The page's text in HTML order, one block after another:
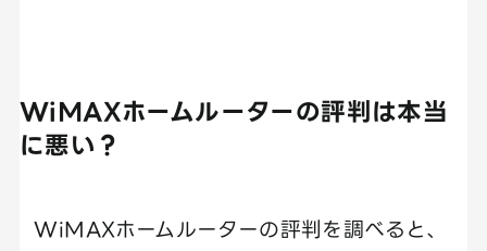
WiMAXホームルーターの評判は本当
に悪い？
WiMAXホームルーターの評判を調べると、